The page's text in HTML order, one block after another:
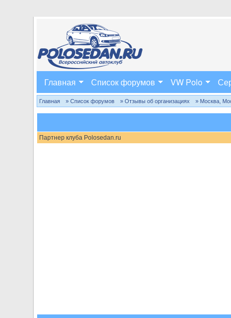
Главная Список форумов VW Polo
Главная » Список форумов » Отзывы об организациях » Москва,
Партнер клуба Polosedan.ru